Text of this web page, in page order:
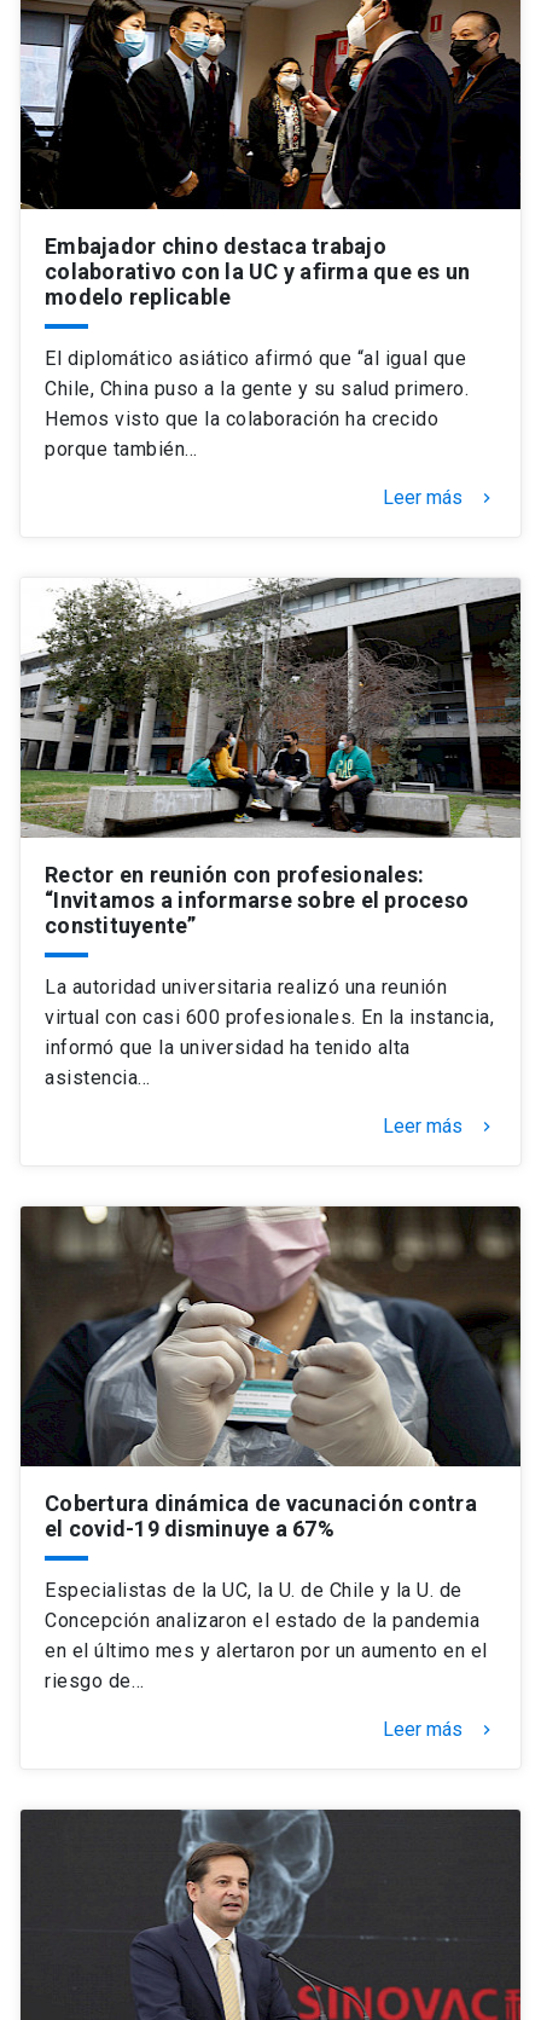
Embajador chino destaca trabajo
colaborativo con la UC y afirma que es un
modelo replicable
El diplomático asiático afirmó que “al igual que
Chile, China puso a la gente y su salud primero.
Hemos visto que la colaboración ha crecido
porque también…
Leer más keyboard_arrow_right
Rector en reunión con profesionales:
“Invitamos a informarse sobre el proceso
constituyente”
La autoridad universitaria realizó una reunión
virtual con casi 600 profesionales. En la instancia,
informó que la universidad ha tenido alta
asistencia…
Leer más keyboard_arrow_right
Cobertura dinámica de vacunación contra
el covid-19 disminuye a 67%
Especialistas de la UC, la U. de Chile y la U. de
Concepción analizaron el estado de la pandemia
en el último mes y alertaron por un aumento en el
riesgo de…
Leer más keyboard_arrow_right